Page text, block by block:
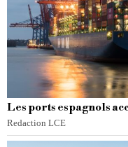
Les ports espagnols
Redaction LCE